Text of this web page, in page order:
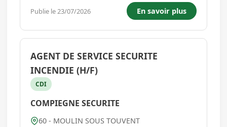
historiquement à Noyon. Rejoindre notre
équipe, c'est intégrer une structure à taille
humaine où la proximité, la polyvalence ...
Publie le 23/07/2026 En savoir plus
AGENT DE SERVICE SECURITE
INCENDIE (H/F)
CDI
COMPIEGNE SECURITE
60 - MOULIN SOUS TOUVENT